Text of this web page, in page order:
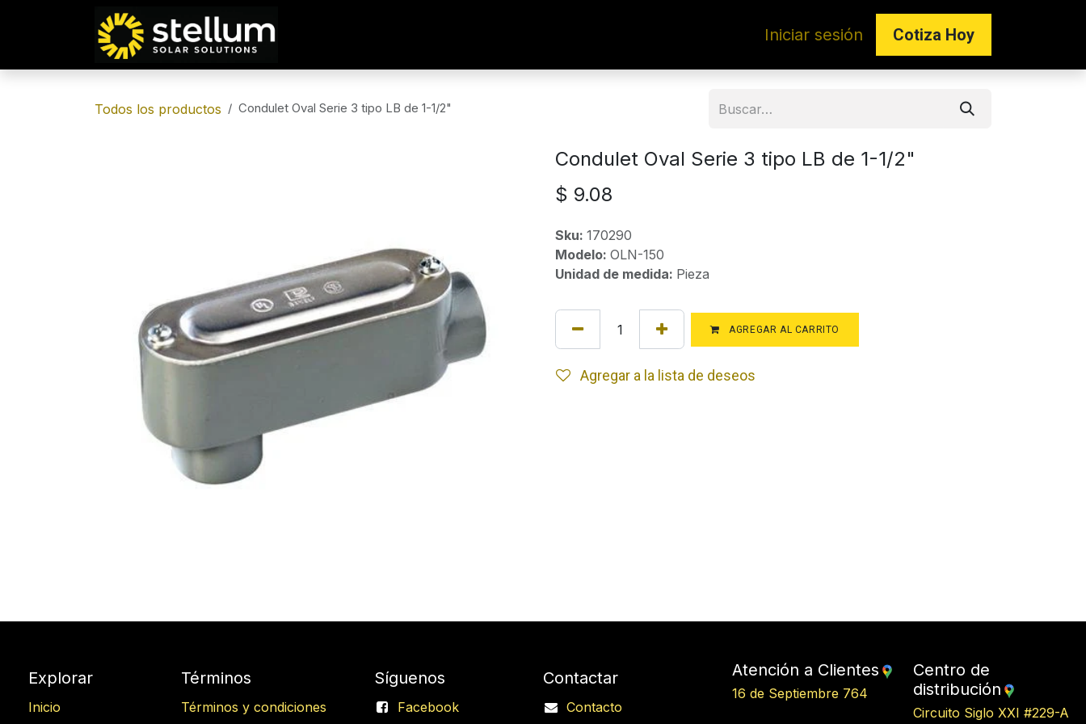
Iniciar sesión Co​​tiza Hoy
Todos los productos Condulet Oval Serie 3 tipo LB de 1-1/2"
Condulet Oval Serie 3 tipo LB de 1-1/2"
$ 9.08
Sku: 170290
Modelo: OLN-150
Unidad de medida: Pieza
AGREGAR AL CARRITO
Agregar a la lista de deseos
Contactar
Contacto
Síguenos
Facebook
Explorar
Inicio
Términos
Términos y condiciones
Atención a Clientes
16 de Septiembre 764
Centro de
distribución
Circuito Siglo XXI #229-A